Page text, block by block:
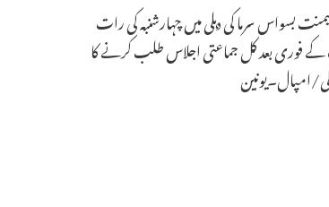
بسواس سرما کی دہلی میں چہارشنبہ کی رات
فوری بعد کل جماعتی اجلاس طلب کرنے کا
امپال۔یونین